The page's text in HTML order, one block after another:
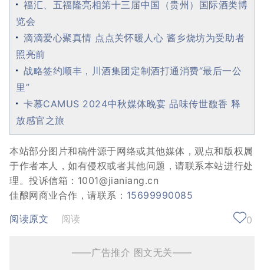
福汇、五福隆亮相第十三届中国（贵州）国际酒类博
览会
滴滴爱心聚真情 点点关怀暖人心 酱乡烧坊为受助者
照亮前
战略签约顺丰，川酒集团定制酒打通消费“最后一公
里”
卡慕CAMUS 2024中秋媒体晚宴 品味传世馥香 释
放感官之旅
本站部分图片和稿件源于网络或其他媒体，观点和版权属
于作者本人，如有侵权或者其他问题，请联系本站进行处
理。投诉信箱：1001@jianiang.cn
佳酿网商业合作，请联系： 15699990085
阅读原文
阅读 0
——广告推介 图文无关——